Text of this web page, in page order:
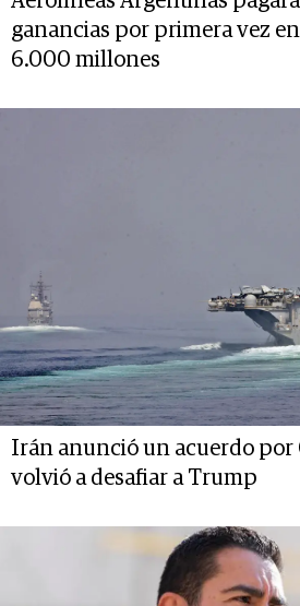
ganancias por primera vez
6.000 millones
Irán anunció un acuerdo por
volvió a desafiar a Trump